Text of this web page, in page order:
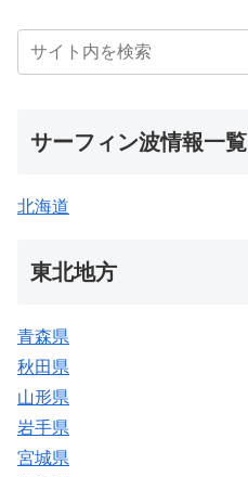
サーフィン波情報一覧
北海道
東北地方
青森県
秋田県
山形県
岩手県
宮城県